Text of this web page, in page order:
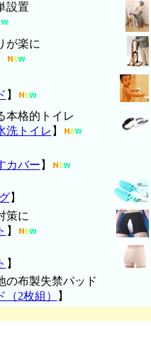
設置
が楽に
】
本格的トイレ
洗トイレ 】
カバー 】
】
策に
】
】
の布製失禁パッ ド
2枚組） 】